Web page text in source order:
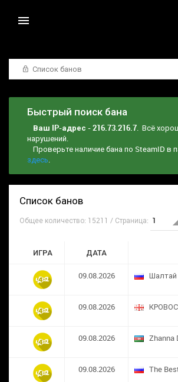
Список банов
Быстрый поиск бана
Ваш IP-адрес - 216.73.216.7. Всё
нарушений.
Проверьте наличие бана по SteamID в
здесь.
Список банов
Общее количество: 15211 / Страница:
ИГРА ДАТА
09.08.2026 Шалтай
09.08.2026
09.08.2026 Zhanna
09.08.2026 The